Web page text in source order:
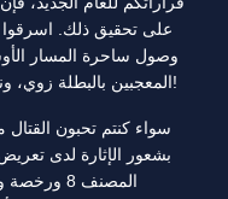
على تحقيق ذلك. اسرقوا
وصول ساحرة المسار
المعجبين بالبطلة زوي، ونتمنى أن تفوز في المعارك التي ستخوضها!
سواء كنتم تحبون
بشعور الإثارة لدى
المصنف 8